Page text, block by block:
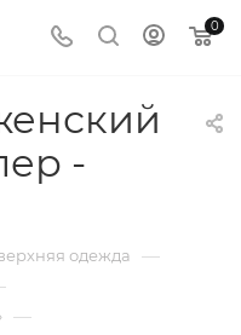
0
-
одежда —
—